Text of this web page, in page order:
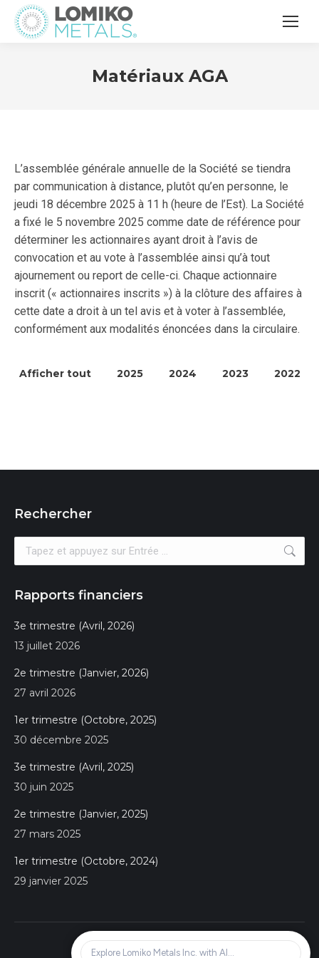
Matériaux AGA
L’assemblée générale annuelle de la Société se tiendra
par communication à distance, plutôt qu’en personne, le
jeudi 18 décembre 2025 à 11 h (heure de l’Est). La Société
a fixé le 5 novembre 2025 comme date de référence pour
déterminer les actionnaires ayant droit à l’avis de
convocation et au vote à l’assemblée ainsi qu’à tout
ajournement ou report de celle-ci. Chaque actionnaire
inscrit (« actionnaires inscrits ») à la clôture des affaires à
cette date a droit à un tel avis et à voter à l’assemblée,
conformément aux modalités énoncées dans la circulaire.
Afficher tout 2022
2023
2024
2025
Rechercher
Recherche
:
Rapports financiers
3e trimestre (Avril, 2026)
13 juillet 2026
2e trimestre (Janvier, 2026)
27 avril 2026
1er trimestre (Octobre, 2025)
30 décembre 2025
3e trimestre (Avril, 2025)
30 juin 2025
2e trimestre (Janvier, 2025)
27 mars 2025
1er trimestre (Octobre, 2024)
29 janvier 2025